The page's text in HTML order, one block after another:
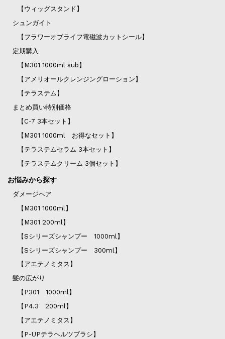
【ウィッグスタンド】
シュンガイト
【フラワーオブライフ電磁波カットシール】
定期購入
【M301 1000ml sub】
【アメリオールクレンジングローション】
【テラステム】
まとめ買い特別価格
【C-7 3本セット】
【M301 1000ml お得なセット】
【テラステムセラム 3本セット】
【テラステムクリーム 3個セット】
お悩みから探す
ダメージヘア
【M301 1000ml】
【M301 200ml】
【Sシリーズシャンプー 1000ml】
【Sシリーズシャンプー 300ml】
【アエテノミタス】
髪の広がり
【P301 1000ml】
【P4.3 200ml】
【アエテノミタス】
【P-UPテラヘルツブラシ】